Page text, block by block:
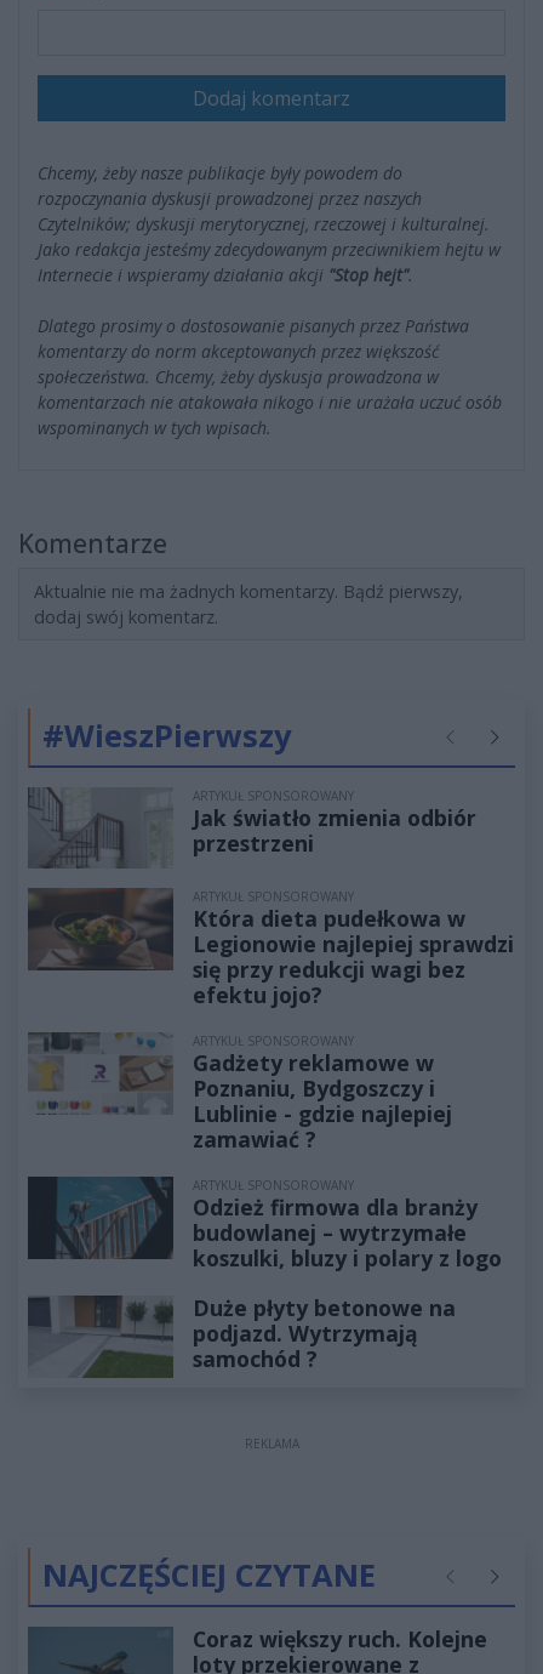
Dodaj komentarz
Chcemy, żeby nasze publikacje były powodem do
rozpoczynania dyskusji prowadzonej przez naszych
Czytelników; dyskusji merytorycznej, rzeczowej i kulturalnej.
Jako redakcja jesteśmy zdecydowanym przeciwnikiem hejtu w
Internecie i wspieramy działania akcji "Stop hejt".
Dlatego prosimy o dostosowanie pisanych przez Państwa
komentarzy do norm akceptowanych przez większość
społeczeństwa. Chcemy, żeby dyskusja prowadzona w
komentarzach nie atakowała nikogo i nie urażała uczuć osób
wspominanych w tych wpisach.
Komentarze
Aktualnie nie ma żadnych komentarzy. Bądź pierwszy,
dodaj swój komentarz.
#WieszPierwszy Poprzednie
ARTYKUŁ SPONSOROWANY
Jak światło zmienia odbiór
przestrzeni
ARTYKUŁ SPONSOROWANY
Która dieta pudełkowa w
Legionowie najlepiej sprawdzi
się przy redukcji wagi bez
efektu jojo?
ARTYKUŁ SPONSOROWANY
Gadżety reklamowe w
Poznaniu, Bydgoszczy i
Lublinie - gdzie najlepiej
zamawiać ?
ARTYKUŁ SPONSOROWANY
Odzież firmowa dla branży
budowlanej – wytrzymałe
koszulki, bluzy i polary z logo
Duże płyty betonowe na
podjazd. Wytrzymają
samochód ?
REKLAMA
NAJCZĘŚCIEJ CZYTANE Poprzednie
Coraz większy ruch. Kolejne
loty przekierowane z